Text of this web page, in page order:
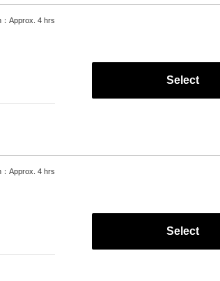
Approx. 4 hrs
。
Select
Approx. 4 hrs
Select